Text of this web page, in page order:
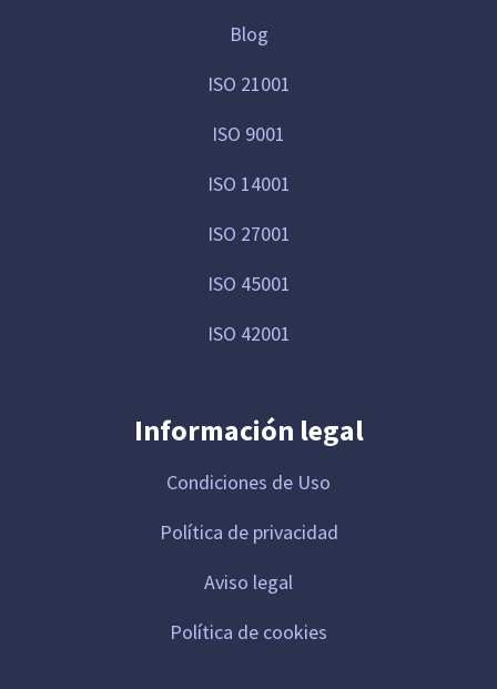
Blog
ISO 21001
ISO 9001
ISO 14001
ISO 27001
ISO 45001
ISO 42001
Información legal
Condiciones de Uso
Política de privacidad
Aviso legal
Política de cookies